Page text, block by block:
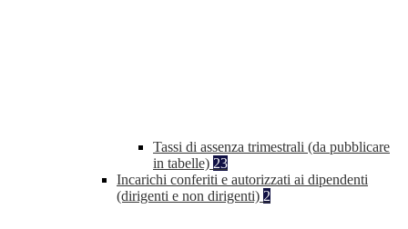
Tassi di assenza trimestrali (da pubblicare
in tabelle) 23
Incarichi conferiti e autorizzati ai dipendenti
(dirigenti e non dirigenti) 2